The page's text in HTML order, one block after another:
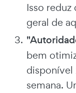
Isso
geral de
bem
disponível
semana.